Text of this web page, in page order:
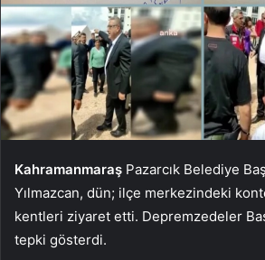
Kahramanmaraş Pazarcık Belediye
Yılmazcan, dün; ilçe merkezindeki
kentleri ziyaret etti. Depremzedeler
tepki gösterdi.